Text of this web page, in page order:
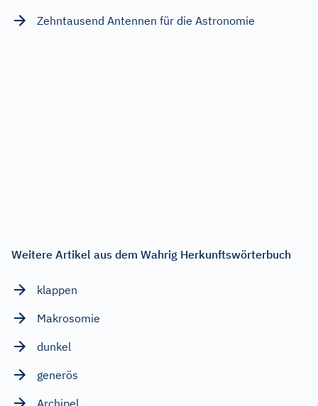
Zehntausend Antennen für die Astronomie
Weitere Artikel aus dem Wahrig Herkunftswörterbuch
klappen
Makrosomie
dunkel
generös
Archipel